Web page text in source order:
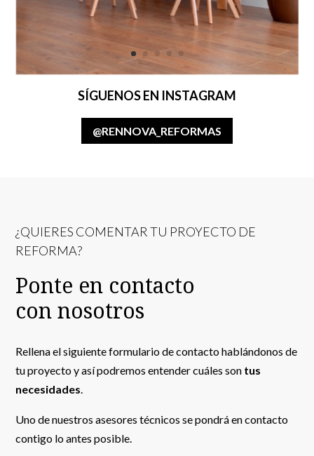
SÍGUENOS EN INSTAGRAM
@RENNOVA_REFORMAS
¿QUIERES COMENTAR TU PROYECTO DE
REFORMA?
Ponte en contacto
con nosotros
Rellena el siguiente formulario de contacto hablándonos de
tu proyecto y así podremos entender cuáles son tus
necesidades
Uno de nuestros asesores técnicos se pondrá en contacto
contigo lo antes posible.